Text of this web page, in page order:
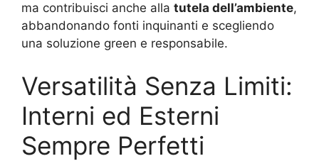
ma contribuisci anche alla tutela dell’ambiente,
abbandonando fonti inquinanti e scegliendo
una soluzione green e responsabile.
Versatilità Senza Limiti:
Interni ed Esterni
Sempre Perfetti